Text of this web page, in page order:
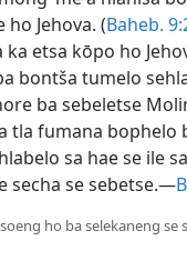
ho Jehova. (Baheb.
ka etsa kōpo ho
bontša tumelo
ba sebeletse
tla fumana bophelo
sa hae se ile
secha se sebetse.—
ho ba selekaneng se